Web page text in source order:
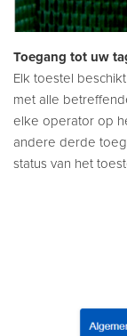
Toegang tot uw
Elk toestel
met alle
elke operator op
andere derde
status van het